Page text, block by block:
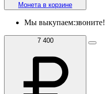
Монета в корзине
Мы выкупаем:звоните!
7 400